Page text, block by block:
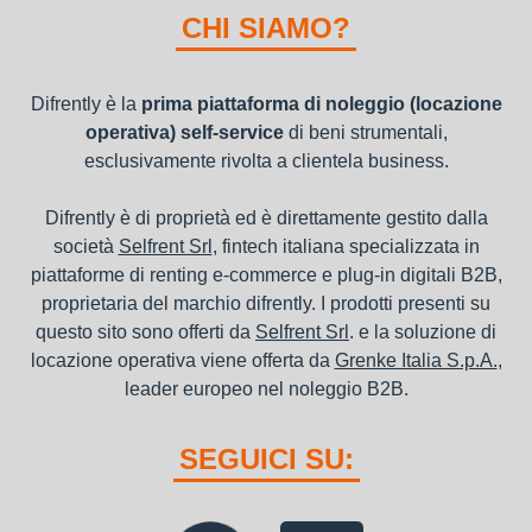
nel bilancio, poiché i canoni vengono considerati un servizio. I
canoni di noleggio sono deducibili ai fini IRES e IRAP
CHI SIAMO?
Difrently è la prima piattaforma di noleggio (locazione
operativa) self-servicedi beni strumentali,
esclusivamente rivolta a clientela business.
Difrently è di proprietà ed è direttamente gestito dalla
società Selfrent Srl , fintech italiana specializzata in
piattaforme di renting e-commerce e plug-in digitali B2B,
proprietaria del marchio difrently. I prodotti presenti su
questo sito sono offerti da Selfrent Srl . e la soluzione di
locazione operativa viene offerta da Grenke Italia S.p.A.,
leader europeo nel noleggio B2B.
SEGUICI SU: